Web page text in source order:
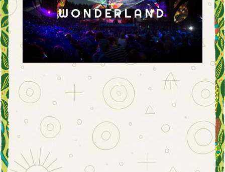
WONDERLAND